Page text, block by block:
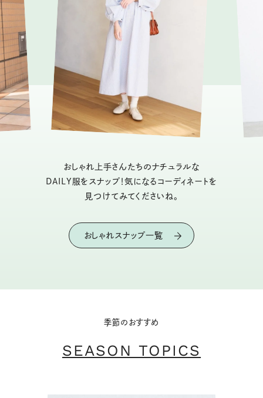
おしゃれ上手さんたちのナチュラルな
DAILY服をスナップ！気になるコーディネートを
見つけてみてくださいね。
おしゃれスナップ一覧
季節のおすすめ
SEASON TOPICS